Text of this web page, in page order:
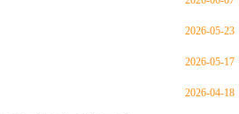
2026-05-23
2026-05-17
2026-04-18